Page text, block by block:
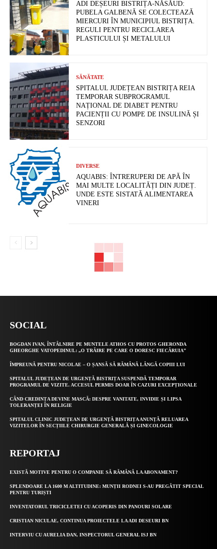
ADI DEȘEURI BISTRIȚA-NĂSĂUD:
PUBELA GALBENĂ SE COLECTEAZĂ
MIERCURI ÎN MUNICIPIUL BISTRIȚA.
REGULI PENTRU RECICLAREA
PLASTICULUI ȘI METALULUI
SĂNĂTATE
SPITALUL JUDEȚEAN BISTRIȚA REIA
TEMPORAR SUBPROGRAMUL
NAȚIONAL DE DIABET PENTRU
PACIENȚII CU POMPE DE INSULINĂ ȘI
SENZORI
DIVERSE
AQUABIS: ÎNTRERUPERI DE APĂ ÎN
MAI MULTE LOCALITĂȚI DIN JUDEȚ.
UNDE ESTE SISTATĂ ALIMENTAREA
VINERI